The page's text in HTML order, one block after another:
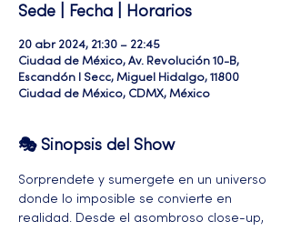
Sede | Fecha | Horarios
20 abr 2024, 21:30 – 22:45
Ciudad de México, Av. Revolución 10-B,
Escandón I Secc, Miguel Hidalgo, 11800
Ciudad de México, CDMX, México
🎭 Sinopsis del Show
Sorprendete y sumergete en un universo
donde lo imposible se convierte en
realidad. Desde el asombroso close-up,